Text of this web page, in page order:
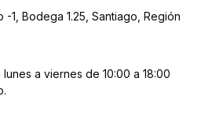
1, Bodega 1.25, Santiago, Región
a viernes de 10:00 a 18:00